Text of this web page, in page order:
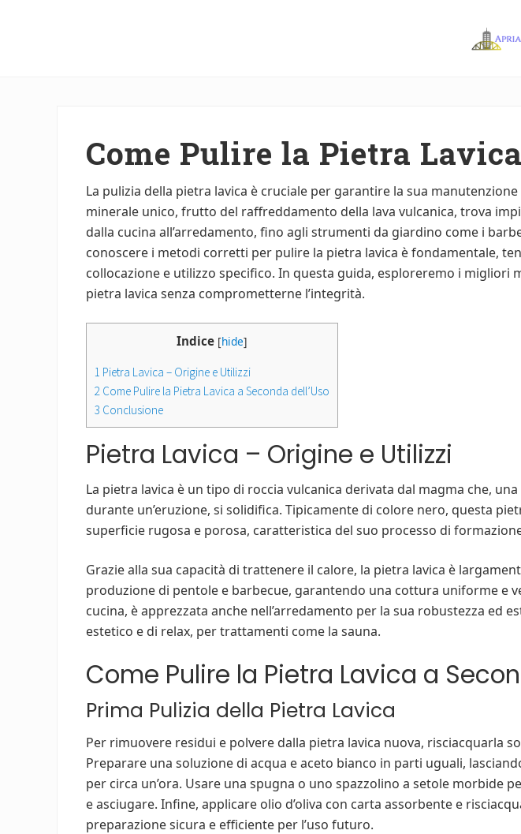
Come Pulire la Pietra Lavica
La pulizia della pietra lavica è cruciale per garantire la sua
minerale unico, frutto del raffreddamento della lava vulcanica, trova
dalla cucina all’arredamento, fino agli strumenti da giardino come i
conoscere i metodi corretti per pulire la pietra lavica è fondamentale,
collocazione e utilizzo specifico. In questa guida, esploreremo i migliori
pietra lavica senza comprometterne l’integrità.
Indice [hide]
1 Pietra Lavica – Origine e Utilizzi
2 Come Pulire la Pietra Lavica a Seconda dell’Uso
3 Conclusione
Pietra Lavica – Origine e Utilizzi
La pietra lavica è un tipo di roccia vulcanica derivata dal magma che,
durante un’eruzione, si solidifica. Tipicamente di colore nero, questa
superficie rugosa e porosa, caratteristica del suo processo di
Grazie alla sua capacità di trattenere il calore, la pietra lavica è
produzione di pentole e barbecue, garantendo una cottura uniforme e
cucina, è apprezzata anche nell’arredamento per la sua robustezza ed
estetico e di relax, per trattamenti come la sauna.
Come Pulire la Pietra Lavica a
Prima Pulizia della Pietra Lavica
Per rimuovere residui e polvere dalla pietra lavica nuova, risciacquarla
Preparare una soluzione di acqua e aceto bianco in parti uguali,
per circa un’ora. Usare una spugna o uno spazzolino a setole morbide
e asciugare. Infine, applicare olio d’oliva con carta assorbente e
preparazione sicura e efficiente per l’uso futuro.